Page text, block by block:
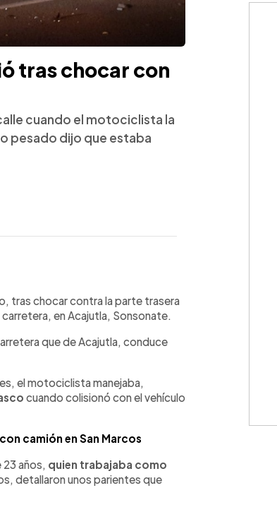
tras chocar con
cuando el motociclista la
pesado dijo que estaba
tras chocar contra la parte trasera
carretera, en Acajutla, Sonsonate.
que de Acajutla, conduce
el motociclista manejaba,
cuando colisionó con el vehículo
camión en San Marcos
años, quien trabajaba como
detallaron unos parientes que